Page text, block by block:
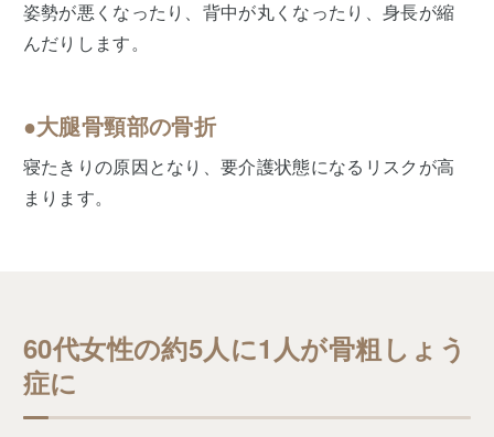
姿勢が悪くなったり、背中が丸くなったり、身長が縮
んだりします。
●大腿骨頸部の骨折
寝たきりの原因となり、要介護状態になるリスクが高
まります。
60代女性の約5人に1人が骨粗しょう
症に